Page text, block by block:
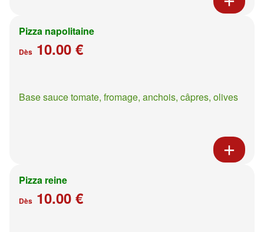
Pizza napolitaine
Dès 10.00 €
Base sauce tomate, fromage, anchois, câpres, olives
Pizza reine
Dès 10.00 €